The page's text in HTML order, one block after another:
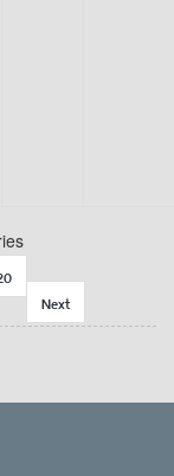
Next